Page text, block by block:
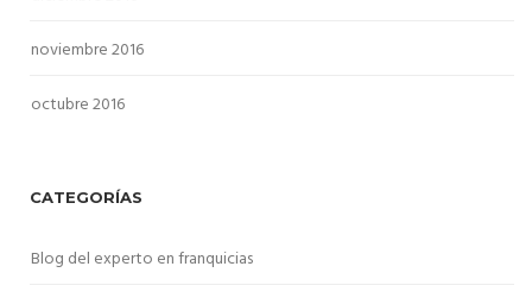
noviembre 2016
octubre 2016
CATEGORÍAS
Blog del experto en franquicias